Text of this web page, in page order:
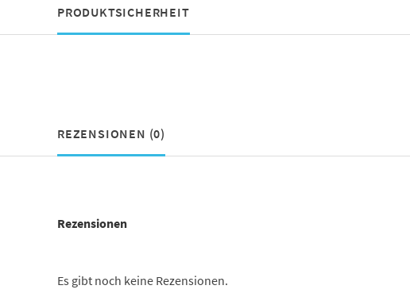
PRODUKTSICHERHEIT
REZENSIONEN (0)
Rezensionen
Es gibt noch keine Rezensionen.